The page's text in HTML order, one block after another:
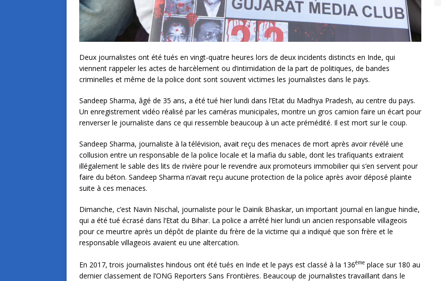
Deux journalistes ont été tués en vingt-quatre heures lors de deux incidents distincts en Inde, qui
viennent rappeler les actes de harcèlement ou d’intimidation de la part de politiques, de bandes
criminelles et même de la police dont sont souvent victimes les journalistes dans le pays.
Sandeep Sharma, âgé de 35 ans, a été tué hier lundi dans l’Etat du Madhya Pradesh, au centre du pays.
Un enregistrement vidéo réalisé par les caméras municipales, montre un gros camion faire un écart pour
renverser le journaliste dans ce qui ressemble beaucoup à un acte prémédité. Il est mort sur le coup.
Sandeep Sharma, journaliste à la télévision, avait reçu des menaces de mort après avoir révélé une
collusion entre un responsable de la police locale et la mafia du sable, dont les trafiquants extraient
illégalement le sable des lits de rivière pour le revendre aux promoteurs immobilier qui s’en servent pour
faire du béton. Sandeep Sharma n’avait reçu aucune protection de la police après avoir déposé plainte
suite à ces menaces.
Dimanche, c’est Navin Nischal, journaliste pour le Dainik Bhaskar, un important journal en langue hindie,
qui a été tué écrasé dans l’Etat du Bihar. La police a arrêté hier lundi un ancien responsable villageois
pour ce meurtre après un dépôt de plainte du frère de la victime qui a indiqué que son frère et le
responsable villageois avaient eu une altercation.
En 2017, trois journalistes hindous ont été tués en Inde et le pays est classé à la 136ème place sur 180 au
dernier classement de l’ONG Reporters Sans Frontières. Beaucoup de journalistes travaillant dans le